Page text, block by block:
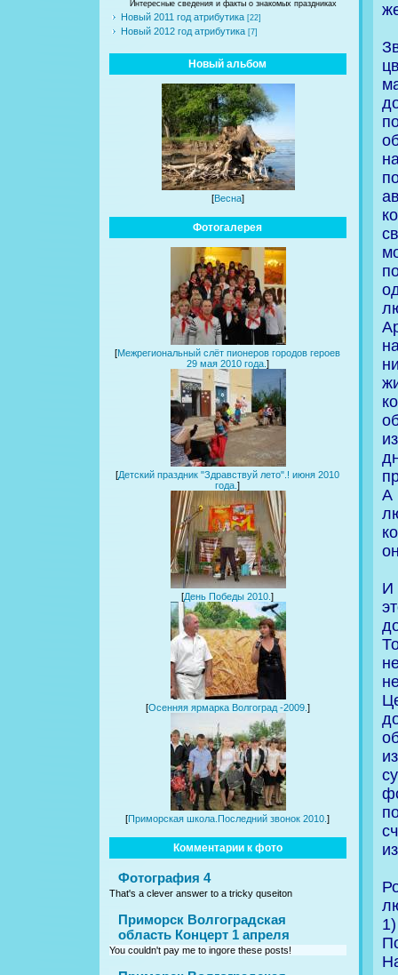
Интересные сведения и факты о знакомых праздниках
Новый 2011 год атрибутика [22]
Новый 2012 год атрибутика [7]
Новый альбом
[Весна]
Фотогалерея
[Межрегиональный слёт пионеров городов героев
29 мая 2010 года. ]
[Детский праздник "Здравствуй лето".! июня 2010
года.]
[День Победы 2010.]
[Осенняя ярмарка Волгоград -2009. ]
[Приморская школа.Последний звонок 2010.]
Комментарии к фото
Фотография 4
That's a clever answer to a tricky quseiton
Приморск Волгоградская
область Концерт 1 апреля
You couldn't pay me to ingore these posts!
А
И